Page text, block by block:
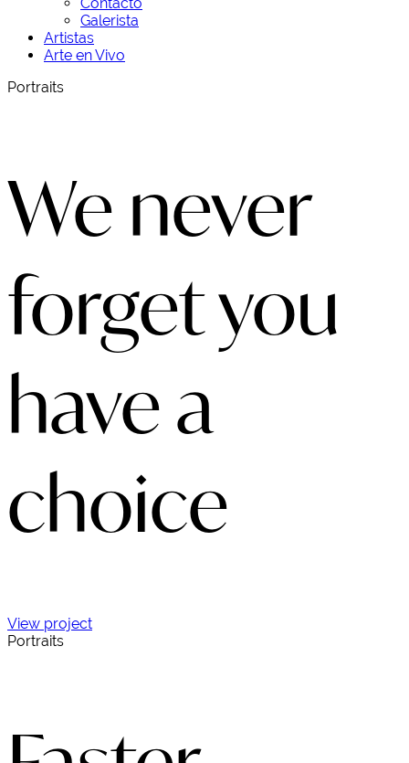
Galerista
Artistas
Arte en Vivo
Portraits
We never
forget you
have a
choice
View project
Portraits